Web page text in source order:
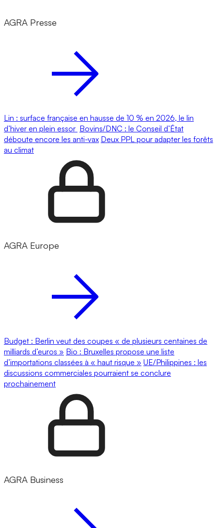
AGRA Presse
Lin : surface française en hausse de 10 % en 2026, le lin
d’hiver en plein essor Bovins/DNC : le Conseil d’État
déboute encore les anti-vax Deux PPL pour adapter les forêts
au climat
AGRA Europe
Budget : Berlin veut des coupes « de plusieurs centaines de
milliards d’euros » Bio : Bruxelles propose une liste
d’importations classées à « haut risque » UE/Philippines : les
discussions commerciales pourraient se conclure
prochainement
AGRA Business